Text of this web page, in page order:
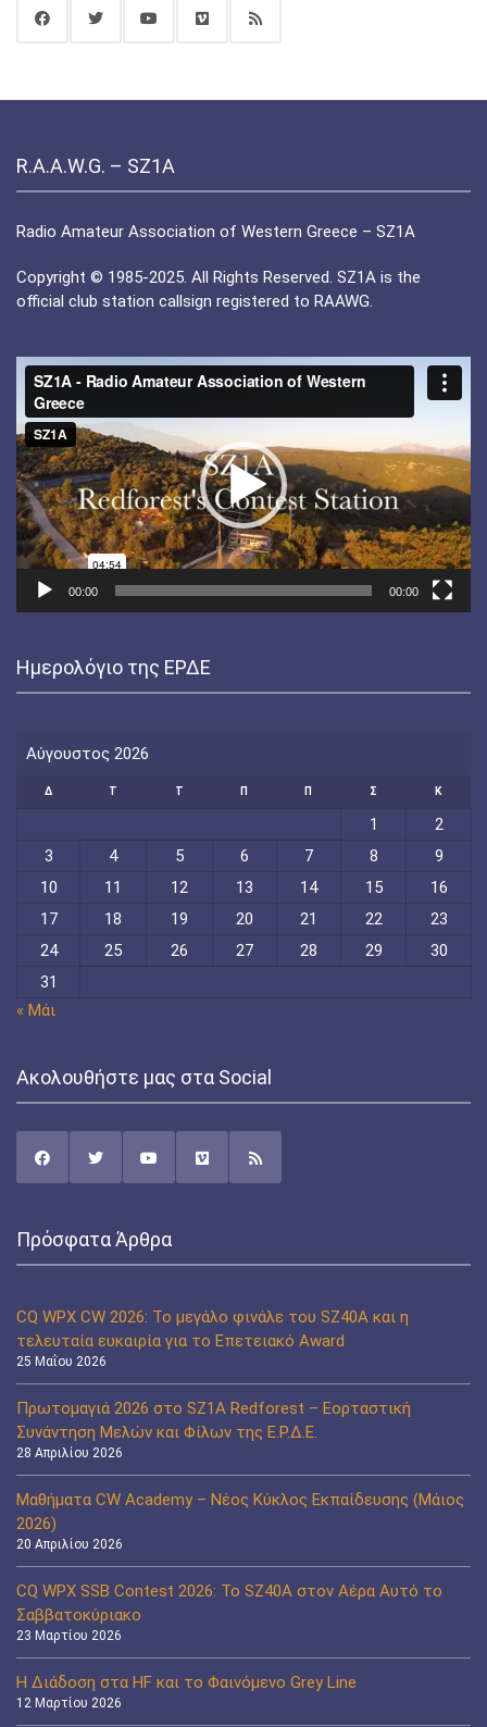
R.A.A.W.G. – SZ1A
Radio Amateur Association of Western Greece – SZ1A
Copyright © 1985-2025. All Rights Reserved. SZ1A is the
official club station callsign registered to RAAWG.
Πρόγραμμα
Αναπαραγωγής
Βίντεο
00:00 00:00
Ημερολόγιο της ΕΡΔΕ
Αύγουστος 2026
Δ Τ Τ Π Π Σ Κ
1
2
3
4 5 6 7 8
9
10
11 12 13 14 15
16
17
18 19 20 21 22
23
24
25 26 27 28 29
30
31
« Μάι
Ακολουθήστε μας στα Social
Πρόσφατα Άρθρα
CQ WPX CW 2026: Το μεγάλο φινάλε του SZ40A και η
τελευταία ευκαιρία για το Επετειακό Award
25 Μαΐου 2026
Πρωτομαγιά 2026 στο SZ1A Redforest – Εορταστική
Συνάντηση Μελών και Φίλων της Ε.Ρ.Δ.Ε.
28 Απριλίου 2026
Μαθήματα CW Academy – Νέος Κύκλος Εκπαίδευσης (Μάιος
2026)
20 Απριλίου 2026
CQ WPX SSB Contest 2026: Το SZ40A στον Αέρα Αυτό το
Σαββατοκύριακο
23 Μαρτίου 2026
Η Διάδοση στα HF και το Φαινόμενο Grey Line
12 Μαρτίου 2026